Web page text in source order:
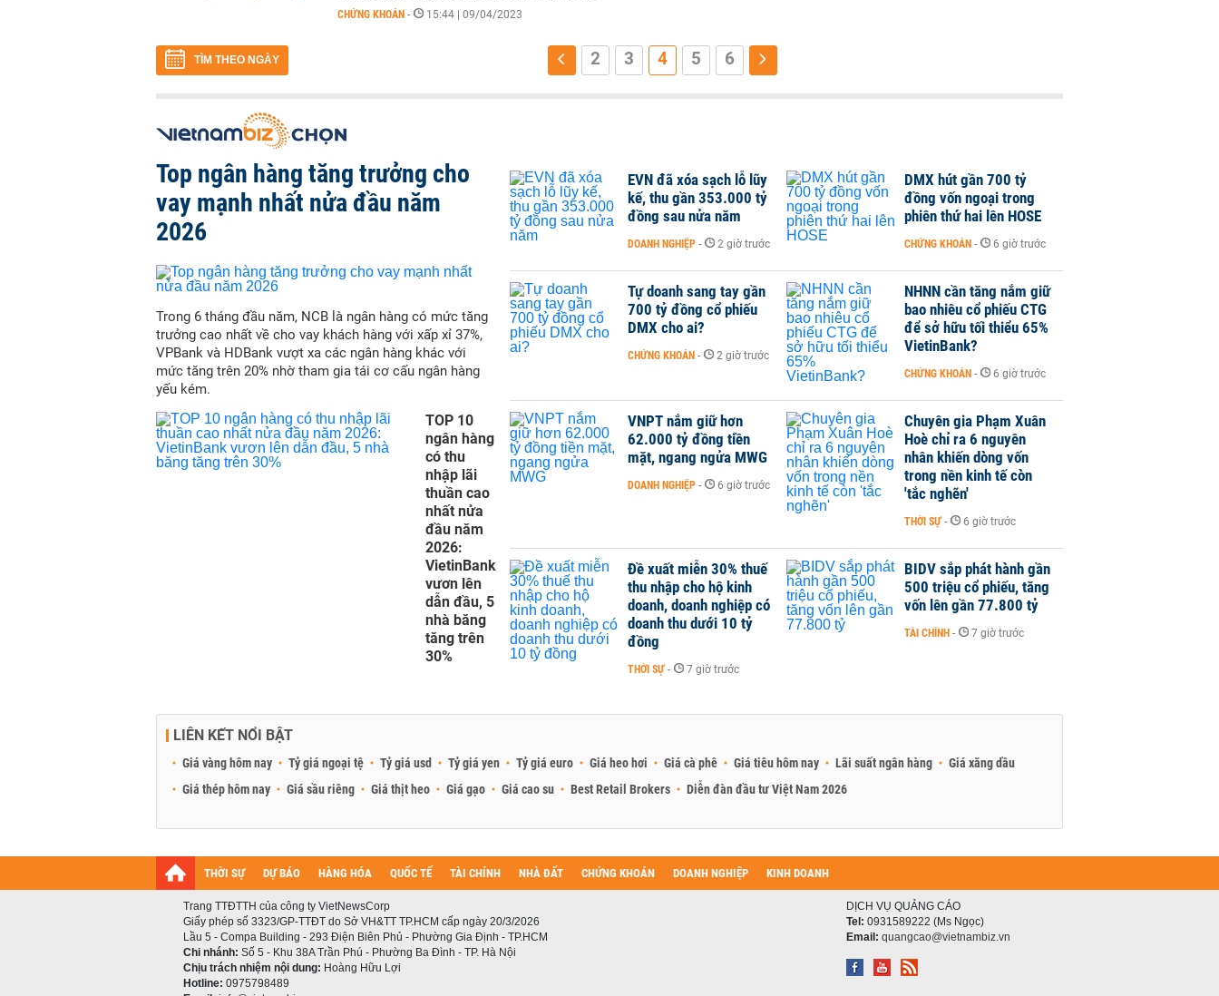
CHỨNG KHOÁN - 15:44 | 09/04/2023
TÌM THEO NGÀY 2 3 4 5 6
Top ngân hàng tăng trưởng cho
vay mạnh nhất nửa đầu năm
2026
Trong 6 tháng đầu năm, NCB là ngân hàng có mức tăng
trưởng cao nhất về cho vay khách hàng với xấp xỉ 37%,
VPBank và HDBank vượt xa các ngân hàng khác với
mức tăng trên 20% nhờ tham gia tái cơ cấu ngân hàng
yếu kém.
TOP 10
ngân hàng
có thu
nhập lãi
thuần cao
nhất nửa
đầu năm
2026:
VietinBank
vươn lên
dẫn đầu, 5
nhà băng
tăng trên
30%
EVN đã xóa sạch lỗ lũy
kế, thu gần 353.000 tỷ
đồng sau nửa năm
DOANH NGHIỆP - 2 giờ trước
DMX hút gần 700 tỷ
đồng vốn ngoại trong
phiên thứ hai lên HOSE
CHỨNG KHOÁN - 6 giờ trước
Tự doanh sang tay gần
700 tỷ đồng cổ phiếu
DMX cho ai?
CHỨNG KHOÁN - 2 giờ trước
NHNN cần tăng nắm giữ
bao nhiêu cổ phiếu CTG
để sở hữu tối thiểu 65%
VietinBank?
CHỨNG KHOÁN - 6 giờ trước
VNPT nắm giữ hơn
62.000 tỷ đồng tiền
mặt, ngang ngửa MWG
DOANH NGHIỆP - 6 giờ trước
Chuyên gia Phạm Xuân
Hoè chỉ ra 6 nguyên
nhân khiến dòng vốn
trong nền kinh tế còn
'tắc nghẽn'
THỜI SỰ - 6 giờ trước
Đề xuất miễn 30% thuế
thu nhập cho hộ kinh
doanh, doanh nghiệp có
doanh thu dưới 10 tỷ
đồng
THỜI SỰ - 7 giờ trước
BIDV sắp phát hành gần
500 triệu cổ phiếu, tăng
vốn lên gần 77.800 tỷ
TÀI CHÍNH - 7 giờ trước
LIÊN KẾT NỔI BẬT
Giá vàng hôm nay Tỷ giá ngoại tệ Tỷ giá usd Tỷ giá yen Tỷ giá euro Giá heo hơi Giá cà phê Giá tiêu hôm nay Lãi suất ngân hàng
Giá xăng dầu
Giá thép hôm nay
Giá sầu riêng Giá thịt heo Giá gạo Giá cao su Best Retail Brokers Diễn đàn đầu tư Việt Nam 2026
THỜI SỰ DỰ BÁO HÀNG HÓA QUỐC TẾ TÀI CHÍNH NHÀ ĐẤT CHỨNG KHOÁN DOANH NGHIỆP KINH DOANH
Trang TTĐTTH của công ty VietNewsCorp
Giấy phép số 3323/GP-TTĐT do Sở VH&TT TP.HCM cấp ngày 20/3/2026
Lầu 5 - Compa Building - 293 Điện Biên Phủ - Phường Gia Định - TP.HCM
Chi nhánh: Số 5 - Khu 38A Trần Phú - Phường Ba Đình - TP. Hà Nội
Chịu trách nhiệm nội dung: Hoàng Hữu Lợi
Hotline: 0975798489
DỊCH VỤ QUẢNG CÁO
Tel: 0931589222 (Ms Ngọc)
Email: quangcao@vietnambiz.vn